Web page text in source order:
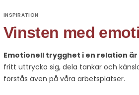
INSPIRATION
Vinsten med
Emotionell trygghet i en relation
fritt uttrycka sig, dela tankar och
förstås även på våra arbetsplatser.